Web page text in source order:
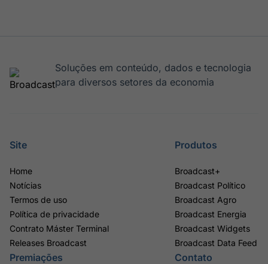
Soluções em conteúdo, dados e tecnologia
para diversos setores da economia
Site
Home
Notícias
Termos de uso
Política de privacidade
Contrato Máster Terminal
Releases Broadcast
Produtos
Broadcast+
Broadcast Político
Broadcast Agro
Broadcast Energia
Broadcast Widgets
Broadcast Data Feed
Premiações Contato